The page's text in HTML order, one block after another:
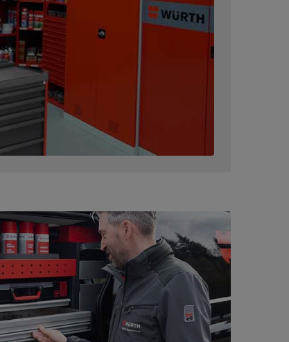
Vil du registrere
deg i
nettbutikken?
Med bare tre trinn
kan du registrere deg
og bruke alle
funksjonene i
nettbutikken.
Tilpasset for